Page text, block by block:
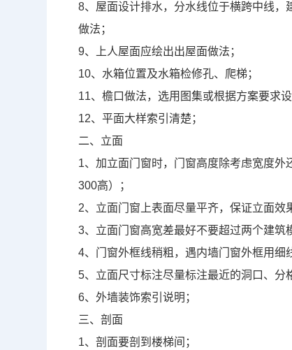
8、屋面设计排水，分水线位于横跨中线，
做法；
9、上人屋面应绘出出屋面做法；
10、水箱位置及水箱检修孔、爬梯；
11、檐口做法，选用图集或根据方案要求设
12、平面大样索引清楚；
二、立面
1、加立面门窗时，门窗高度除考虑宽度
300高）；
2、立面门窗上表面尽量平齐，保证立面效
3、立面门窗高宽差最好不要超过两个建筑
4、门窗外框线稍粗，遇内墙门窗外框用细
5、立面尺寸标注尽量标注最近的洞口、分
6、外墙装饰索引说明；
三、剖面
1、剖面要剖到楼梯间；